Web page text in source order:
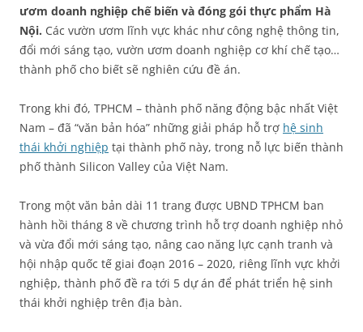
ươm doanh nghiệp chế biến và đóng gói thực phẩm Hà
Nội. Các vườn ươm lĩnh vực khác như công nghệ thông tin,
đổi mới sáng tạo, vườn ươm doanh nghiệp cơ khí chế tạo…
thành phố cho biết sẽ nghiên cứu đề án.
Trong khi đó, TPHCM – thành phố năng động bậc nhất Việt
Nam – đã “văn bản hóa” những giải pháp hỗ trợ hệ sinh
thái khởi nghiệp tại thành phố này, trong nỗ lực biến thành
phố thành Silicon Valley của Việt Nam.
Trong một văn bản dài 11 trang được UBND TPHCM ban
hành hồi tháng 8 về chương trình hỗ trợ doanh nghiệp nhỏ
và vừa đổi mới sáng tạo, nâng cao năng lực cạnh tranh và
hội nhập quốc tế giai đoạn 2016 – 2020, riêng lĩnh vực khởi
nghiệp, thành phố đề ra tới 5 dự án để phát triển hệ sinh
thái khởi nghiệp trên địa bàn.